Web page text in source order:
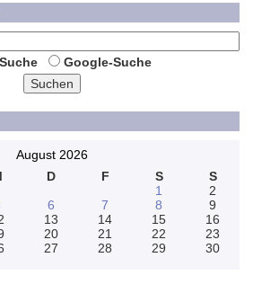
Google-Suche
Suchen
August 2026
D F S
S
1
2
6 7 8
9
13 14 15
16
20 21 22
23
27 28 29
30